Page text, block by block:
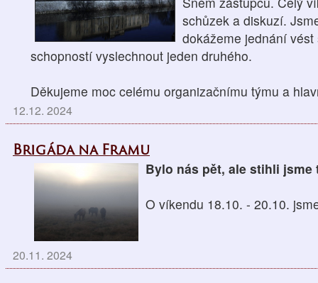
schůzek a diskuzí.
dokážeme jednání
schopností vyslechnout jeden druhého.
Děkujeme moc celému organizačnímu týmu a
12.12. 2024
Brigáda na Framu
Bylo nás pět, ale stihli
O víkendu 18.10. - 20.10.
20.11. 2024